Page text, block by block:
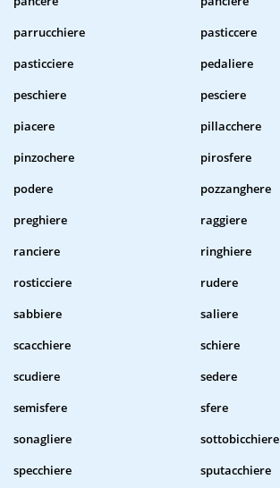
parrucchiere
pasticcere
pasticciere
pedaliere
peschiere
pesciere
piacere
pillacchere
pinzochere
pirosfere
podere
pozzanghere
preghiere
raggiere
ranciere
ringhiere
rosticciere
rudere
sabbiere
saliere
scacchiere
schiere
scudiere
sedere
semisfere
sfere
sonagliere
sottobicchiere
specchiere
sputacchiere